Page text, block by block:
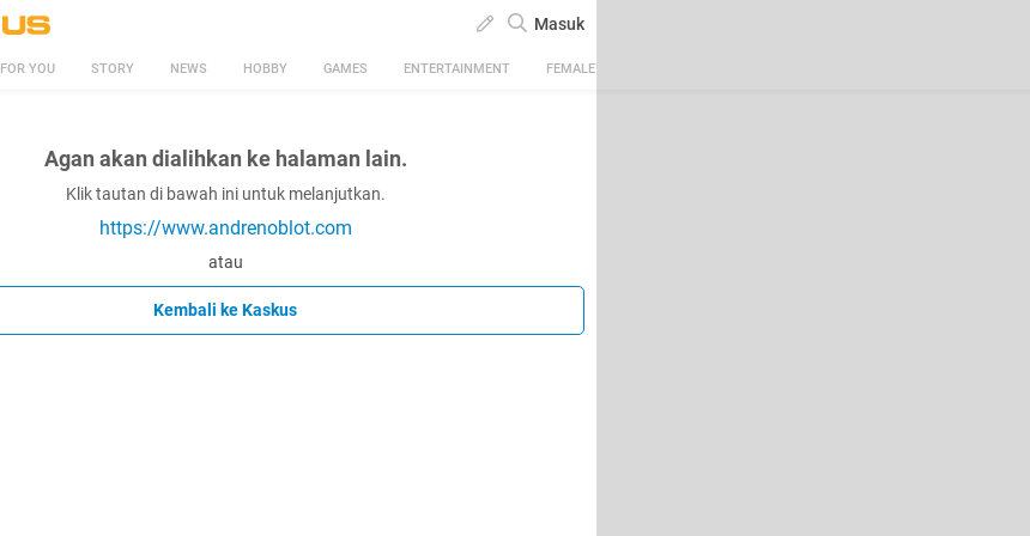
Masuk
FOR YOU STORY NEWS HOBBY GAMES ENTERTAINMENT FEMALE
Agan akan dialihkan ke halaman lain.
Klik tautan di bawah ini untuk melanjutkan.
https://www.andrenoblot.com
atau
Kembali ke Kaskus